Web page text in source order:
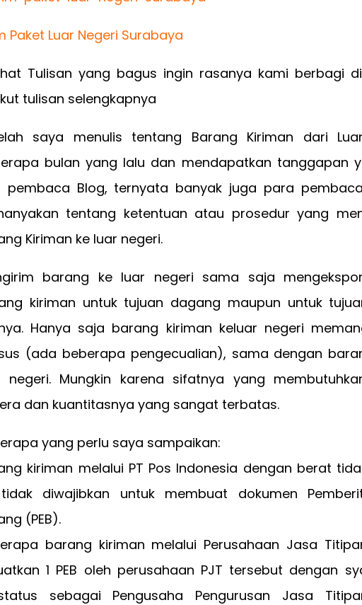
Paket Luar Negeri Surabaya
Tulisan yang bagus ingin rasanya kami berbagi
tulisan selengkapnya
saya menulis tentang Barang Kiriman dari
bulan yang lalu dan mendapatkan tanggapan
pembaca Blog, ternyata banyak juga para
tentang ketentuan atau prosedur yang
Kiriman ke luar negeri.
barang ke luar negeri sama saja
kiriman untuk tujuan dagang maupun untuk
Hanya saja barang kiriman keluar negeri
(ada beberapa pengecualian), sama dengan
negeri. Mungkin karena sifatnya yang
dan kuantitasnya yang sangat terbatas.
yang perlu saya sampaikan:
kiriman melalui PT Pos Indonesia dengan berat
diwajibkan untuk membuat dokumen
(PEB).
barang kiriman melalui Perusahaan Jasa
1 PEB oleh perusahaan PJT tersebut dengan
sebagai Pengusaha Pengurusan Jasa